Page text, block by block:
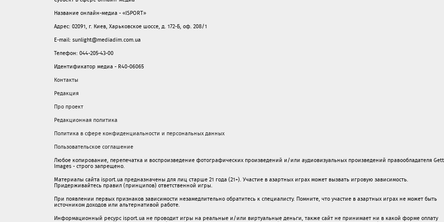
Название онлайн-медиа - «ISPORT»
Адрес: 02091, г. Киев, Харьковское шоссе, д. 172-Б, оф. 208/1
E-mail: sunlight@mediadim.com.ua
Телефон: 044-205-43-00
Идентификатор медиа - R40-06065
Контакты
Редакция
Про проект
Редакционная политика
Политика в сфере конфиденциальности и персональных данных
Пользовательское соглашение
Любое копирование, перепечатка и воспроизведение фотографических произведений и/или аудиовизуальных произведений правообладателя
Images - строго запрещено.
Материалы сайта isport.ua предназначены для лиц старше 21 года (21+). Участие в азартных играх может вызвать игровую зависимость.
Придерживайтесь правил (принципов) ответственной игры.
При появлении первых признаков зависимости незамедлительно обратитесь к специалисту. Помните, что участие в азартных играх не может быть
источником доходов или альтернативой работе.
Информационный ресурс isport.ua не проводит игры на реальные и/или виртуальные деньги, также сайт не принимает ни в какой форме oплaту